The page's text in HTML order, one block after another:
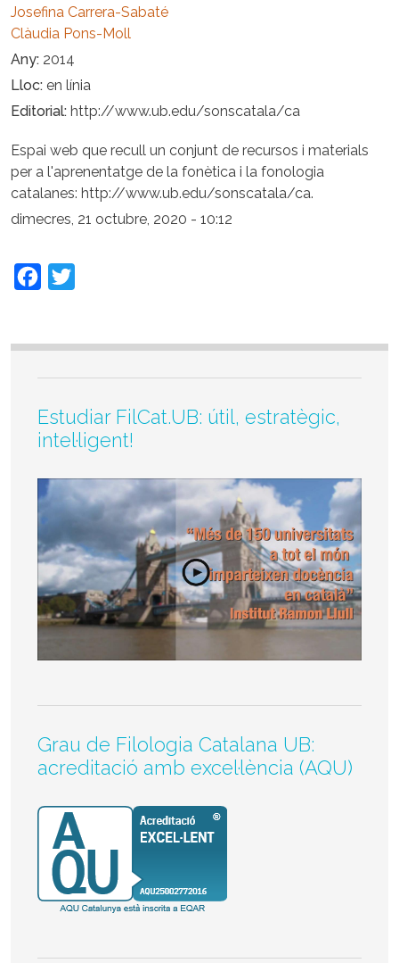
Josefina Carrera-Sabaté
Clàudia Pons-Moll
Any 2014
Lloc en línia
Editorial http://www.ub.edu/sonscatala/ca
Espai web que recull un conjunt de recursos i materials
per a l'aprenentatge de la fonètica i la fonologia
catalanes: http://www.ub.edu/sonscatala/ca.
dimecres, 21 octubre, 2020 - 10:12
Facebook
Estudiar FilCat.UB: útil, estratègic,
intel·ligent!
Grau de Filologia Catalana UB:
acreditació amb excel·lència (AQU)